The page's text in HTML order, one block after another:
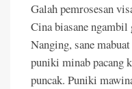
Galah pemrosesan
Cina biasane ngambil
Nanging, sane
puniki minab pacang
puncak. Puniki